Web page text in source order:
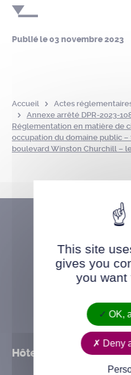
Publié le03 novembre 2023
Accueil
Actes
Annexe arrêté DPR-2023-
Réglementation en matière de
occupation du domaine public
boulevard Winston Churchill –
Hôtel de ville
This site
gives you
you want
OK,
Deny